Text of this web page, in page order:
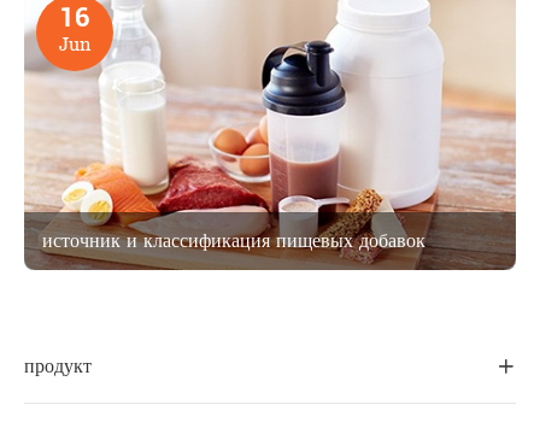
16
Jun
источник и классификация пищевых добавок
продукт 